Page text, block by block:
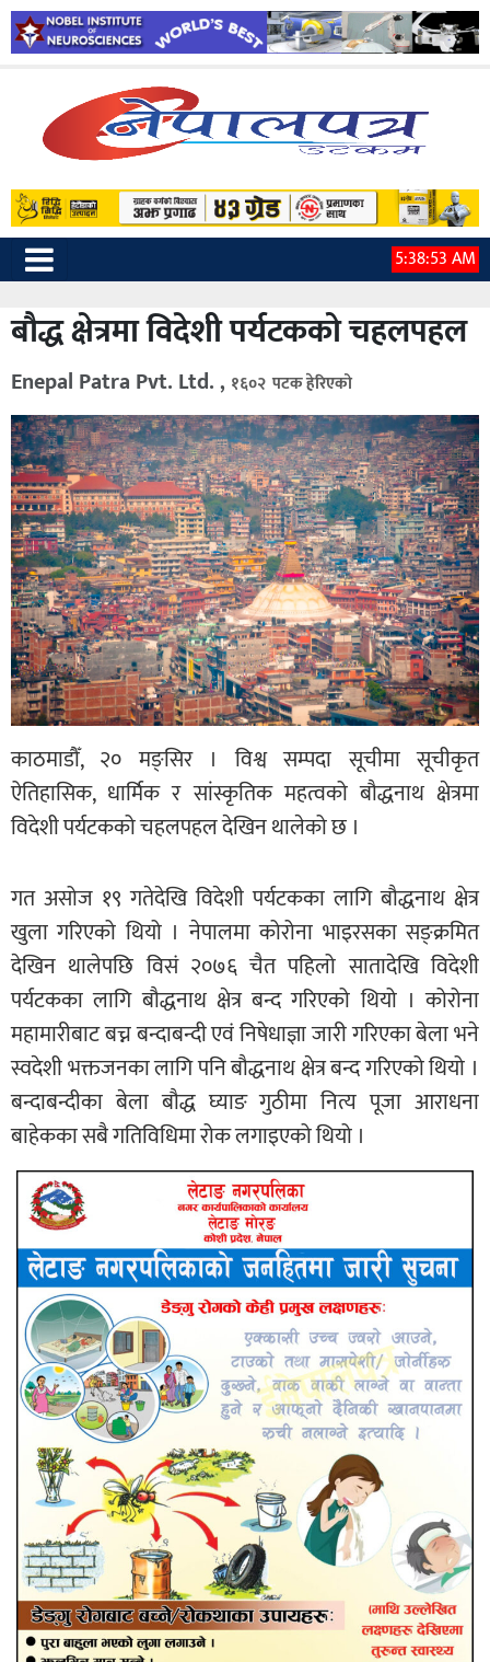
5:38:54 AM
बौद्ध क्षेत्रमा विदेशी पर्यटकको चहलपहल
Enepal Patra Pvt. Ltd. , १६०२ पटक हेरिएको
काठमाडौँ, २० मङ्सिर । विश्व सम्पदा सूचीमा सूचीकृत
ऐतिहासिक, धार्मिक र सांस्कृतिक महत्वको बौद्धनाथ क्षेत्रमा
विदेशी पर्यटकको चहलपहल देखिन थालेको छ ।
गत असोज १९ गतेदेखि विदेशी पर्यटकका लागि बौद्धनाथ क्षेत्र
खुला गरिएको थियो । नेपालमा कोरोना भाइरसका सङ्क्रमित
देखिन थालेपछि विसं २०७६ चैत पहिलो सातादेखि विदेशी
पर्यटकका लागि बौद्धनाथ क्षेत्र बन्द गरिएको थियो । कोरोना
महामारीबाट बच्न बन्दाबन्दी एवं निषेधाज्ञा जारी गरिएका बेला भने
स्वदेशी भक्तजनका लागि पनि बौद्धनाथ क्षेत्र बन्द गरिएको थियो ।
बन्दाबन्दीका बेला बौद्ध घ्याङ गुठीमा नित्य पूजा आराधना
बाहेकका सबै गतिविधिमा रोक लगाइएको थियो ।